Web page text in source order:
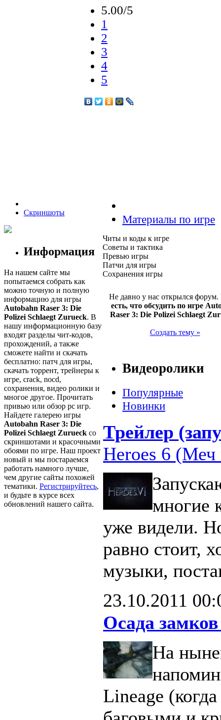
5.00/5
1
2
3
4
5
Скриншоты
Информация
На нашем сайте мы
попытаемся собрать как
можно точную и полную
информацию для игры
Autobahn Raser 3: Die
Polizei Schlaegt Zurueck. В
нашу информационную базу
входят разделы чит-кодов,
прохождений, а также
сможете найти и скачать
бесплатно: патч для игры,
скачать торрент, трейнеры к
игре, crack, nocd,
сохранения, видео ролики и
многое другое. Прочитать
привью или обзор pc игр.
Найдете галерею игры
Autobahn Raser 3: Die
Polizei Schlaegt Zurueck со
скриншотами и красочными
обоями по игре. Наш проект
новый и мы постараемся
работать намного лучше,
чем другие сайты похожей
тематики. Регистрируйтесь,
и будьте в курсе всех
обновлений нашего сайта.
Материалы по игре
Читы и коды к игре
Советы и тактика
Превью игры
Патчи для игры
Сохранения игры
Не давно у нас открылся форум.
есть, что обсудить по игре
Raser 3: Die Polizei Schlaegt
Создать тему »
Видеоролики
Популярные
Новинки
Трейлер
Heroes 6 (Меч
многие
уже видели.
равно стоит,
музыки,
23.10.2011
Осада замков
На
Lineage